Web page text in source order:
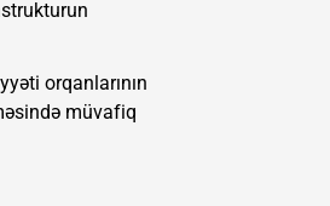
orqanlarının
müvafiq